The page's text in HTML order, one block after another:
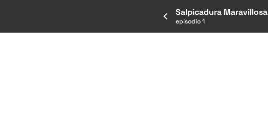
Salpicadura Maravillosa
episodio 1